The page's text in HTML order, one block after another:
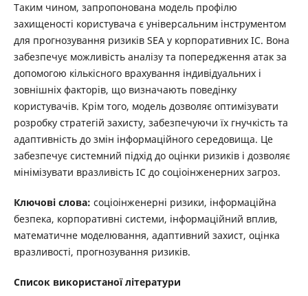
Таким чином, запропонована модель профілю
захищеності користувача є універсальним інструментом
для прогнозування ризиків SEA у корпоративних ІС. Вона
забезпечує можливість аналізу та попередження атак за
допомогою кількісного врахування індивідуальних і
зовнішніх факторів, що визначають поведінку
користувачів. Крім того, модель дозволяє оптимізувати
розробку стратегій захисту, забезпечуючи їх гнучкість та
адаптивність до змін інформаційного середовища. Це
забезпечує системний підхід до оцінки ризиків і дозволяє
мінімізувати вразливість ІС до соціоінженерних загроз.
Ключові слова: соціоінженерні ризики, інформаційна
безпека, корпоративні системи, інформаційний вплив,
математичне моделювання, адаптивний захист, оцінка
вразливості, прогнозування ризиків.
Список використаної літератури